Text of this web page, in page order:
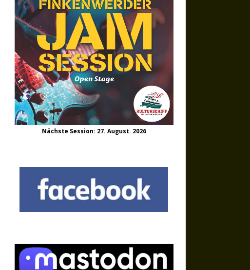
Nächste Session: 27. August. 2026